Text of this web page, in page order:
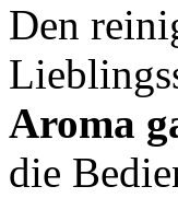
Den
Aroma
die